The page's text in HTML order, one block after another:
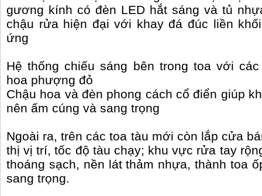
gương kính có đèn LED hắt sáng và tủ
chậu rửa hiện đại với khay đá đúc liền
ứng
Hệ thống chiếu sáng bên trong toa với
hoa phượng đỏ
Chậu hoa và đèn phong cách cổ điển giúp
nên ấm cúng và sang trọng
Ngoài ra, trên các toa tàu mới còn lắp cửa
thị vị trí, tốc độ tàu chạy; khu vực rửa tay
thoáng sạch, nền lát thảm nhựa, thành toa
sang trọng.